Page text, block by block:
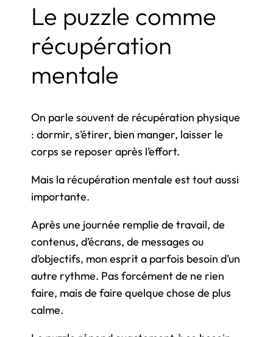
Le puzzle comme
récupération
mentale
On parle souvent de récupération physique
: dormir, s’étirer, bien manger, laisser le
corps se reposer après l’effort.
Mais la récupération mentale est tout aussi
importante.
Après une journée remplie de travail, de
contenus, d’écrans, de messages ou
d’objectifs, mon esprit a parfois besoin d’un
autre rythme. Pas forcément de ne rien
faire, mais de faire quelque chose de plus
calme.